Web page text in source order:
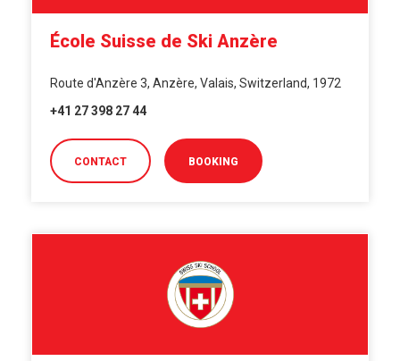
École Suisse de Ski Anzère
Route d'Anzère 3, Anzère, Valais, Switzerland, 1972
+41 27 398 27 44
CONTACT BOOKING